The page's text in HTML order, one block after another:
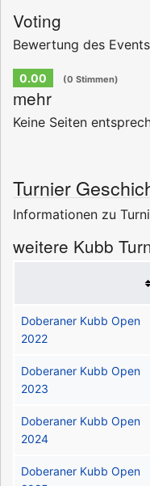
Voting
Bewertung des
0.00 (0 Stimmen)
mehr
Keine Seiten
Turnier
Informationen zu
weitere Kubb
Doberaner Kubb Open
2022
Doberaner Kubb Open
2023
Doberaner Kubb Open
2024
Doberaner Kubb Open